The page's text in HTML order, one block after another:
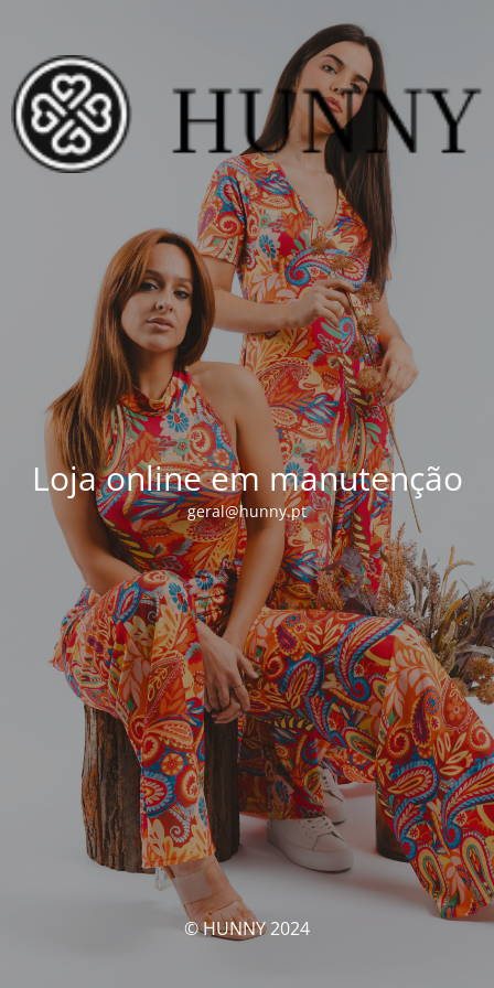
Loja online em manutenção
geral@hunny.pt
© HUNNY 2024